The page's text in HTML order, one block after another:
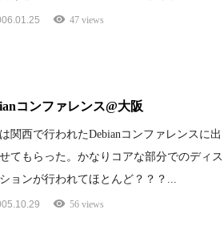
47 views
コンファレンス@大阪
関西で行われたDebianコンファレンスに出
てもらった。かなりコアな部分でのディス
ョンが行われてほとんど？？？...
56 views